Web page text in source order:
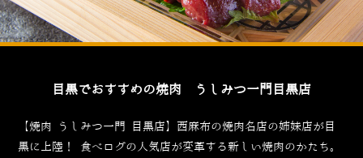
目黒でおすすめの焼肉 うしみつ一門目黒店
【焼肉 うしみつ一門 目黒店】西麻布の焼肉名店の姉妹店が目
黒に上陸！
食べログの人気店が変革する新しい焼肉のかたち。